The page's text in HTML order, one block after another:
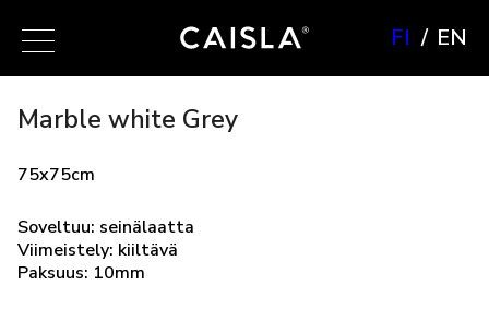
FI EN
Marble white Grey
75x75cm
Soveltuu: seinälaatta
Viimeistely: kiiltävä
Paksuus: 10mm